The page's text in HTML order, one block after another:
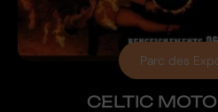
CELTIC
Parc des